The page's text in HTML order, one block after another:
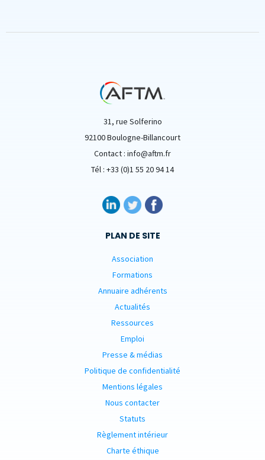
31, rue Solferino
92100 Boulogne-Billancourt
Contact : info@aftm.fr
Tél : +33 (0)1 55 20 94 14
PLAN DE SITE
Association
Formations
Annuaire adhérents
Actualités
Ressources
Emploi
Presse & médias
Politique de confidentialité
Mentions légales
Nous contacter
Statuts
Règlement intérieur
Charte éthique